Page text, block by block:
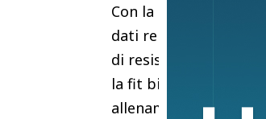
Con la prima corsa
dati relativi alle
di resistenza. Grazie
la fit bike può essere
allenamento veloce